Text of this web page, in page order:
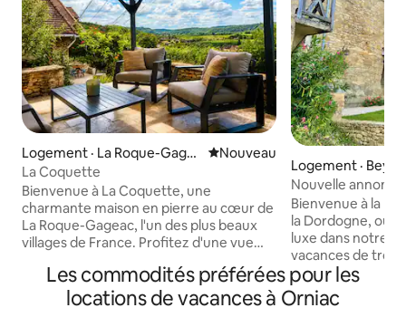
Logement · La Roque-Gage
ac
Nouvel hébergement
Nouveau
La Coquette
Bienvenue à La Coquette, une
charmante maison en pierre au cœur de
La Roque-Gageac, l'un des plus beaux
villages de France. Profitez d'une vue
des cafés à proximité, des boutiques et
des promenades au bord de la rivière.
De la maison, admirez les montgolfières
Logement ·
nac
Nouvelle
vues magiques
Bienvenue à la
la Dordogne, où
luxe dans notre
vacances de trois
le village français
et-Cazenac. Découvrez notre maison
de vacances
Les commodités préférées pour les
locations de vacances à Orniac